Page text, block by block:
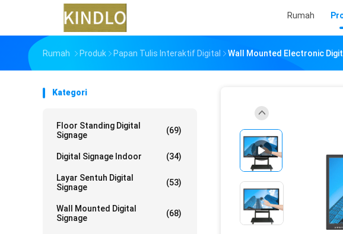
Rumah
Rumah Produk Papan Tulis Interaktif Digital Wall Mounted Electronic
Kategori
Floor Standing Digital
Signage
(69)
Digital Signage Indoor (34)
Layar Sentuh Digital
Signage
(53)
Wall Mounted Digital
Signage
(68)